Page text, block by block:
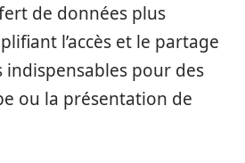
de données plus
l’accès et le partage
indispensables pour des
ou la présentation de